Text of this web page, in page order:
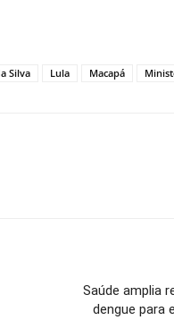
Silva Lula Macapá
Saúde amplia
dengue para